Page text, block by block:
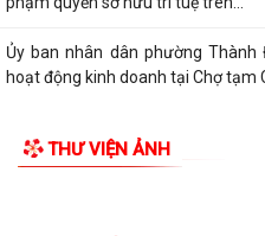
Ủy ban nhân dân phường
hoạt động kinh doanh tại Chợ tạm
THƯ VIỆN ẢNH